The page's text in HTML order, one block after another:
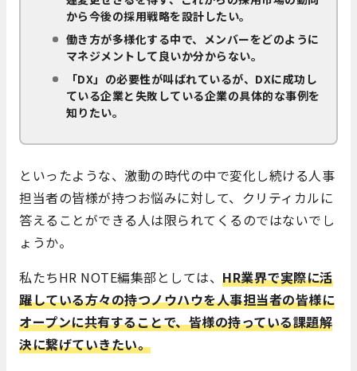
から今後の採用戦略を設計したい。
働き方が多様化する中で、メンバーをどのように
マネジメントして良いか分からない。
「DX」 の必要性が叫ばれているが、 DXに成功し
ている企業と失敗している企業の具体的な事例を
知りたい。
といったような、激動の時代の中で変化し続ける人事
担当者の皆様が持つお悩みに対して、クリティカルに
答えることができる人は限られてくるのではないでし
ょうか。
私たちHR NOTE編集部としては、 HR業界で実際に活
躍している方々の持つノウハウを人事担当者の皆様に
オープンに共有することで、皆様の持っている課題解
決に繋げていきたい。